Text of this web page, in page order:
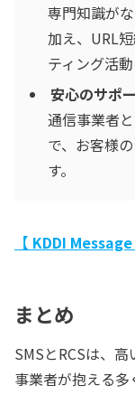
専門知識が
加え、URL
ティング活
安心のサポ
通信事業者
で、お客様
す。
【 KDDI
まとめ
SMSとRCSは、
事業者が抱える